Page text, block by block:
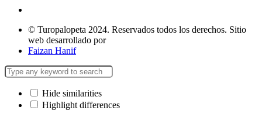
© Turopalopeta 2024. Reservados todos los derechos. Sitio
web desarrollado por
Faizan Hanif
Hide similarities
Highlight differences